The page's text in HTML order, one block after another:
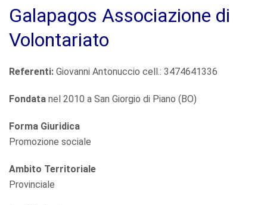
Galapagos Associazione di
Volontariato
Referenti: Giovanni Antonuccio cell.: 3474641336
Fondata nel 2010 a San Giorgio di Piano (BO)
Forma Giuridica
Promozione sociale
Ambito Territoriale
Provinciale